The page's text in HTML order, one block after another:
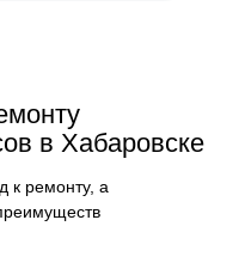
в Хабаровске
к ремонту, а